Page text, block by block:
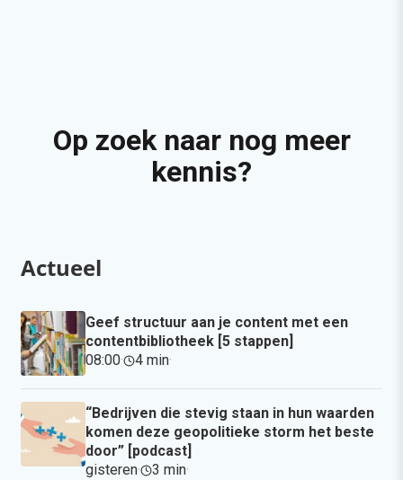
Op zoek naar nog meer
kennis?
Actueel
Geef structuur aan je content met een
contentbibliotheek [5 stappen]
08:00· 4 min·
“Bedrijven die stevig staan in hun waarden
komen deze geopolitieke storm het beste
door” [podcast]
gisteren· 3 min·